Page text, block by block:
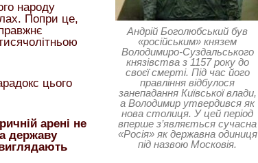
Андрій Боголюбський був
«російським» князем
Володимиро-Суздальського
князівства з 1157 року до
своєї смерті. Під час його
правління відбулося
занепадання Київської влади,
а Володимир утвердився як
нова столиця. У цей період
вперше з’являється сучасна
«Росія» як державна одиниця
під назвою Московія.
народу
Попри це,
цього
арені не
державу